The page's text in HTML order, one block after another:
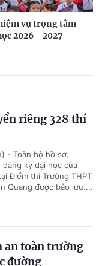
vụ trọng tâm
2026 - 2027
riêng 328 thí
- Toàn bộ hồ sơ,
ký đại học của
Điểm thi Trường THPT
Quang được bảo lưu....
an toàn trường
đường